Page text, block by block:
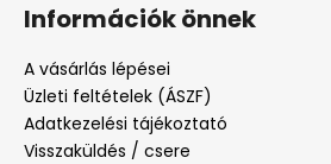
Információk önnek
A vásárlás lépései
Üzleti feltételek (ÁSZF)
Adatkezelési tájékoztató
Visszaküldés / csere